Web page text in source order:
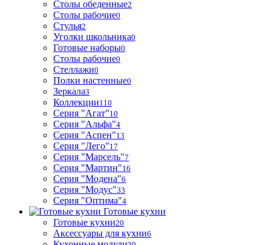
Столы обеденные2
Столы рабочие0
Стулья2
Уголки школьника0
Готовые наборы0
Столы рабочие0
Стеллажи0
Полки настенные0
Зеркала3
Коллекции110
Серия "Агат"10
Серия "Альфа"4
Серия "Аспен"13
Серия "Лего"17
Серия "Марсель"7
Серия "Мартин"16
Серия "Модена"6
Серия "Модус"33
Серия "Оптима"4
Готовые кухни
Готовые кухни20
Аксессуары для кухни6